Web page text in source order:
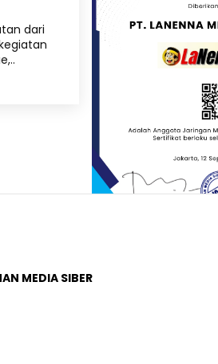
dari
MEDIA SIBER